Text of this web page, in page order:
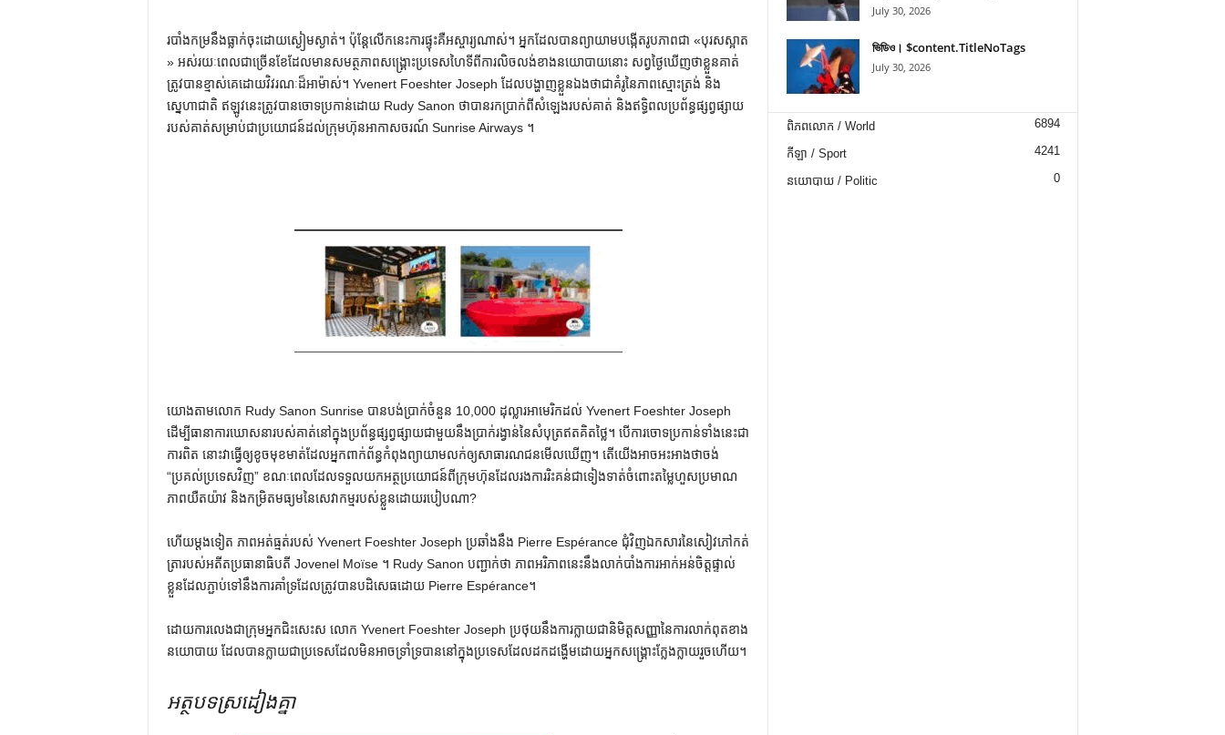
របាំងកម្រនឹងធ្លាក់ចុះដោយស្ងៀមស្ងាត់។ ប៉ុន្តែ​លើក​នេះ​ការ​ផ្ទុះ​គឺ​អស្ចារ្យ​ណាស់​។ អ្នក​ដែល​បាន​ព្យាយាម​បង្កើត​រូបភាព​ជា «​បុរស​ស្អាត​
» អស់​រយៈពេល​ជា​ច្រើន​ខែ​ដែល​មាន​សមត្ថភាព​សង្គ្រោះ​ប្រទេស​ហៃទី​ពី​ការ​លិចលង់​ខាង​នយោបាយ​នោះ សព្វថ្ងៃ​ឃើញ​ថា​ខ្លួន​គាត់​
ត្រូវ​បាន​ខ្មាស់​គេ​ដោយ​វិវរណៈ​ដ៏​អាម៉ាស់។ Yvenert Foeshter Joseph ដែលបង្ហាញខ្លួនឯងថាជាគំរូនៃភាពស្មោះត្រង់ និង
ស្នេហាជាតិ ឥឡូវនេះត្រូវបានចោទប្រកាន់ដោយ Rudy Sanon ថាបានរកប្រាក់ពីសំឡេងរបស់គាត់ និងឥទ្ធិពលប្រព័ន្ធផ្សព្វផ្សាយ
របស់គាត់សម្រាប់ជាប្រយោជន៍ដល់ក្រុមហ៊ុនអាកាសចរណ៍ Sunrise Airways ។
យោងតាមលោក Rudy Sanon Sunrise បានបង់ប្រាក់ចំនួន 10,000 ដុល្លារអាមេរិកដល់ Yvenert Foeshter Joseph
ដើម្បីធានាការឃោសនារបស់គាត់នៅក្នុងប្រព័ន្ធផ្សព្វផ្សាយជាមួយនឹងប្រាក់រង្វាន់នៃសំបុត្រឥតគិតថ្លៃ។ បើ​ការ​ចោទ​ប្រកាន់​ទាំង​នេះ​ជា​
ការ​ពិត នោះ​វា​ធ្វើ​ឲ្យ​ខូច​មុខមាត់​ដែល​អ្នក​ពាក់ព័ន្ធ​កំពុង​ព្យាយាម​លក់​ឲ្យ​សាធារណជន​មើល​ឃើញ។ តើយើងអាចអះអាងថាចង់
“ប្រគល់ប្រទេសវិញ” ខណៈពេលដែលទទួលយកអត្ថប្រយោជន៍ពីក្រុមហ៊ុនដែលរងការរិះគន់ជាទៀងទាត់ចំពោះតម្លៃហួសប្រមាណ
ភាពយឺតយ៉ាវ និងកម្រិតមធ្យមនៃសេវាកម្មរបស់ខ្លួនដោយរបៀបណា?
ហើយម្តងទៀត ភាពអត់ធ្មត់របស់ Yvenert Foeshter Joseph ប្រឆាំងនឹង Pierre Espérance ជុំវិញឯកសារនៃសៀវភៅកត់
ត្រារបស់អតីតប្រធានាធិបតី Jovenel Moïse ។ Rudy Sanon បញ្ជាក់ថា ភាពអរិភាពនេះនឹងលាក់បាំងការអាក់អន់ចិត្តផ្ទាល់
ខ្លួនដែលភ្ជាប់ទៅនឹងការគាំទ្រដែលត្រូវបានបដិសេធដោយ Pierre Espérance។
ដោយការលេងជាក្រុមអ្នកជិះសេះស លោក Yvenert Foeshter Joseph ប្រថុយនឹងការក្លាយជានិមិត្តសញ្ញានៃការលាក់ពុតខាង
នយោបាយ ដែលបានក្លាយជាប្រទេសដែលមិនអាចទ្រាំទ្របាននៅក្នុងប្រទេសដែលដកដង្ហើមដោយអ្នកសង្គ្រោះក្លែងក្លាយរួចហើយ។
អត្ថបទស្រដៀងគ្នា
July 30, 2026
ভিডিও। $content.TitleNoTags
July 30, 2026
ពិភពលោក / World 6894
កីឡា / Sport 4241
នយោបាយ / Politic 0